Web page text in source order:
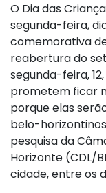
O Dia das
segunda-feira,
comemorativa
reabertura do
segunda-feira,
prometem ficar
porque elas
belo-
pesquisa da
Horizonte (CDL/
cidade, entre os